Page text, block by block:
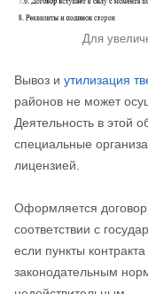
Для
Вывоз и утилизация
районов не может
Деятельность в этой
специальные
лицензией.
Оформляется
соответствии с
если пункты
законодательным